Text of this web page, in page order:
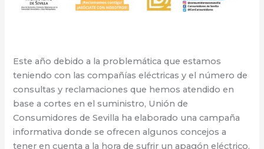
Este año debido a la problemática que estamos
teniendo con las compañías eléctricas y el número de
consultas y reclamaciones que hemos atendido en
base a cortes en el suministro, Unión de
Consumidores de Sevilla ha elaborado una campaña
informativa donde se ofrecen algunos concejos a
tener en cuenta a la hora de sufrir un apagón eléctrico.